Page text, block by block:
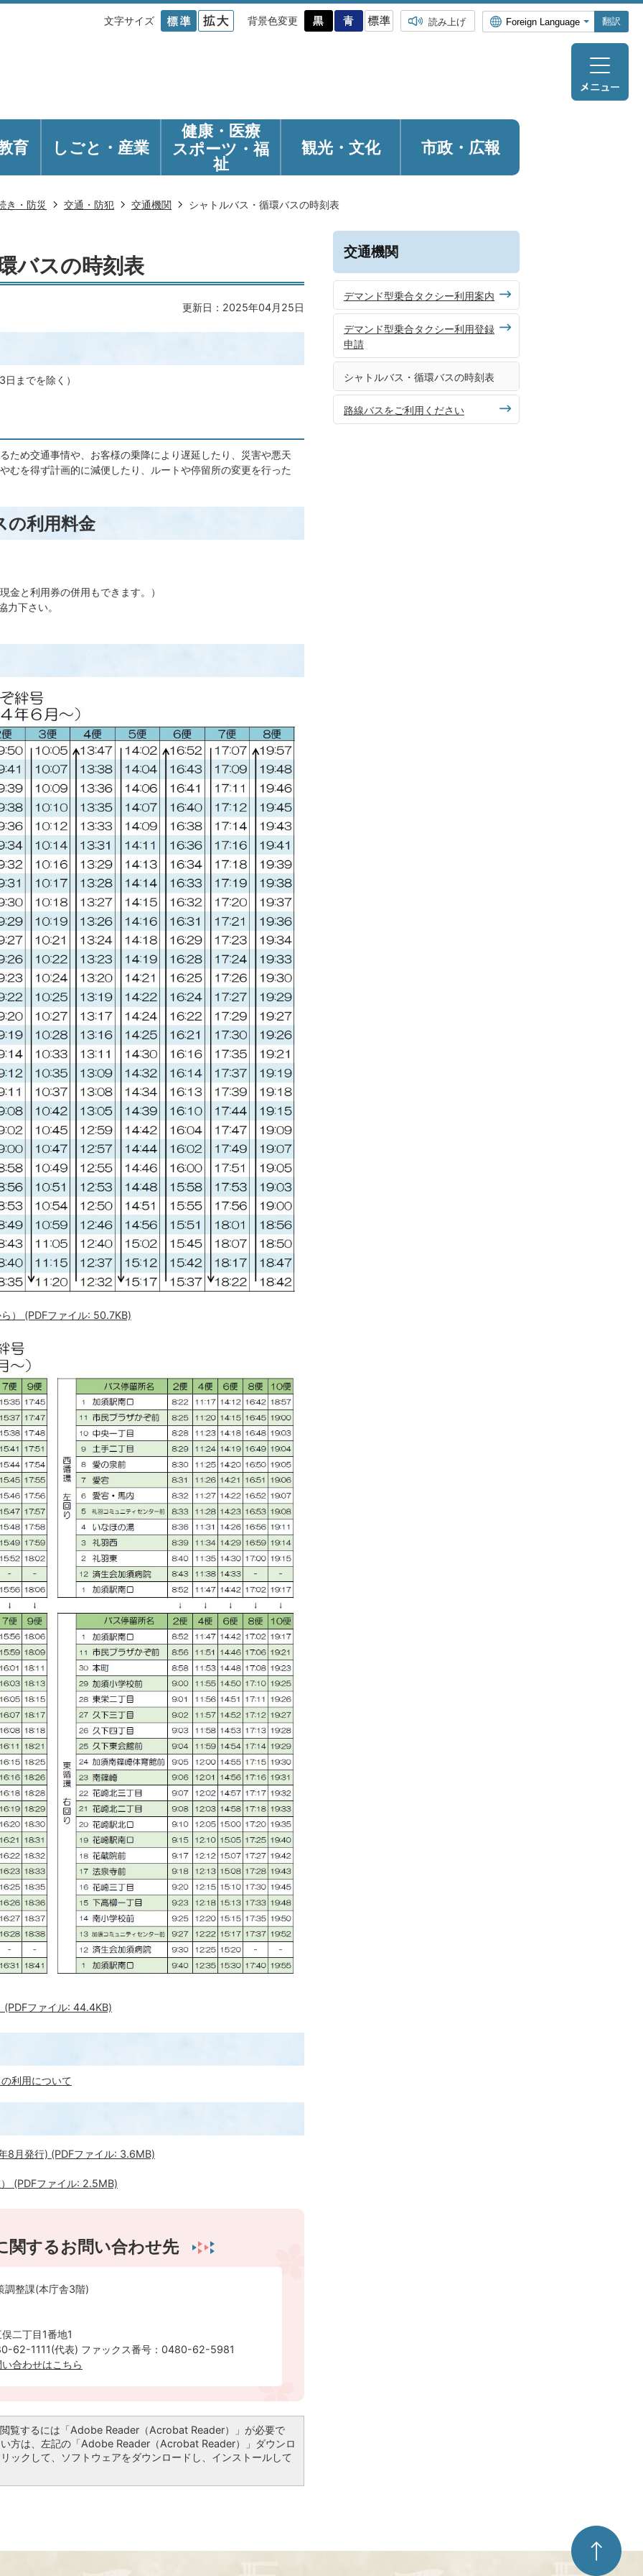
文字サイズ 背景色変更 読み上げ 翻訳
育 しごと・産業
健康・医療
スポーツ・福
祉
観光・ 文化 市政・広報
き・防災 交通・防犯 交通機関 シャトルバス・循環バスの時刻表
バスの時刻表
更新日：2025年04月25日
までを除く）
ため交通事情や、お客様の乗降により遅延したり、災害や悪天
むを得ず計画的に減便したり、ルートや停留所の変更を行った
の利用料金
金と利用券の併用もできます。）
下さい。
） (PDFファイル: 50.7KB)
(PDFファイル: 44.4KB)
利用について
8月発行) (PDFファイル: 3.6MB)
(PDFファイル: 2.5MB)
関するお問い合わせ先
調整課(本庁舎3階)
二丁目1番地1
62-1111(代表) ファックス番号：0480-62-5981
合わせはこちら
覧するには「Adobe Reader（Acrobat Reader）」が必要で
方は、左記の「Adobe Reader（Acrobat Reader）」ダウンロ
ックして、ソフトウェアをダウンロードし、インストールして
交通機関
デマンド型乗合タクシー利用案内
デマンド型乗合タクシー利用登録
申請
シャトルバス・循環バスの時刻表
路線バスをご利用ください
ペ
ー
ジ